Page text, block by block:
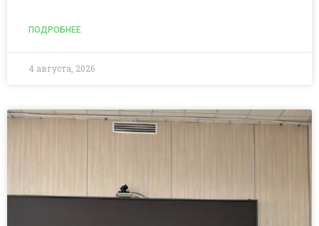
ПОДРОБНЕЕ
4 августа, 2026